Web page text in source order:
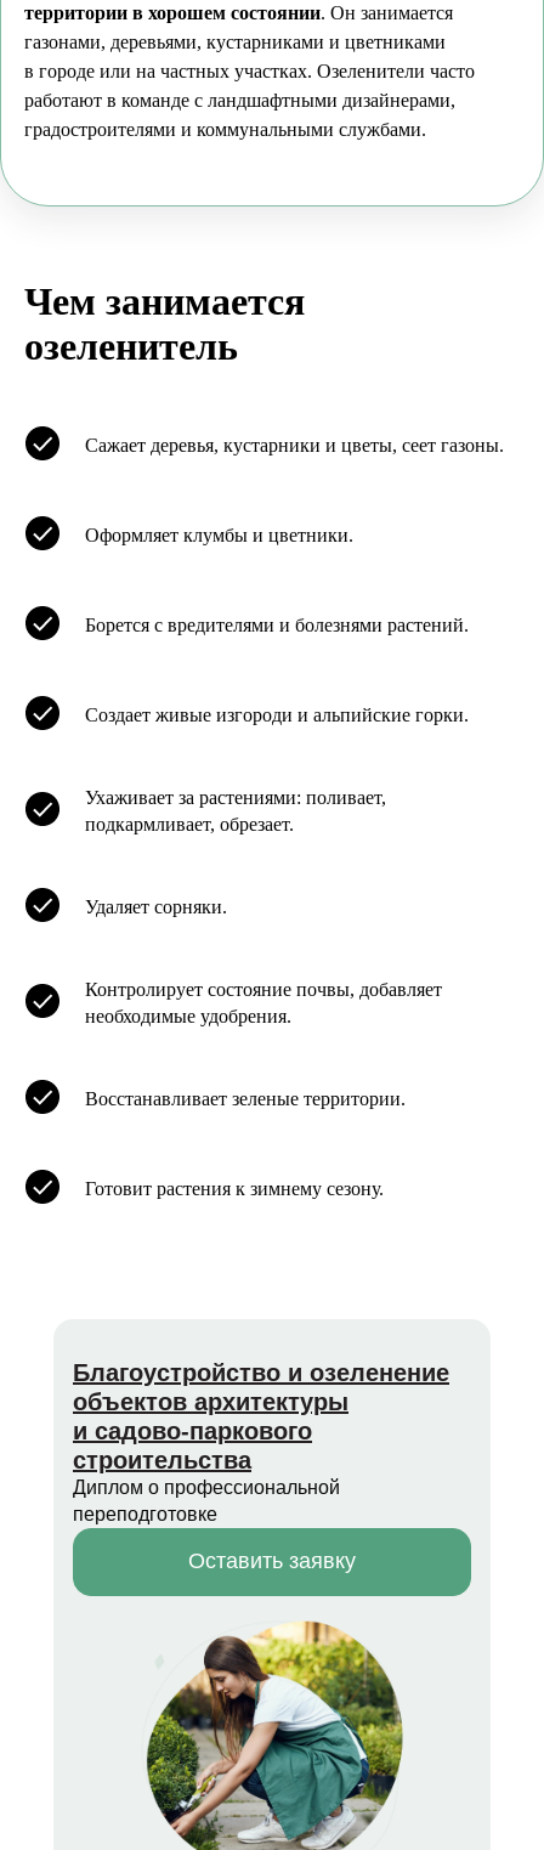
территории в хорошем состоянии. Он занимается
газонами, деревьями, кустарниками и цветниками
в городе или на частных участках. Озеленители часто
работают в команде с ландшафтными дизайнерами,
градостроителями и коммунальными службами.
Чем занимается
озеленитель
Сажает деревья, кустарники и цветы, сеет газоны.
Оформляет клумбы и цветники.
Борется с вредителями и болезнями растений.
Создает живые изгороди и альпийские горки.
Ухаживает за растениями: поливает,
подкармливает, обрезает.
Удаляет сорняки.
Контролирует состояние почвы, добавляет
необходимые удобрения.
Восстанавливает зеленые территории.
Готовит растения к зимнему сезону.
Благоустройство и озеленение
объектов архитектуры
и садово-паркового
строительства
Диплом о профессиональной
переподготовке
Оставить заявку